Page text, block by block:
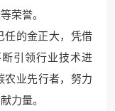
荣誉。
任的金正大，凭借
引领行业技术进
农业先行者，努力
力量。